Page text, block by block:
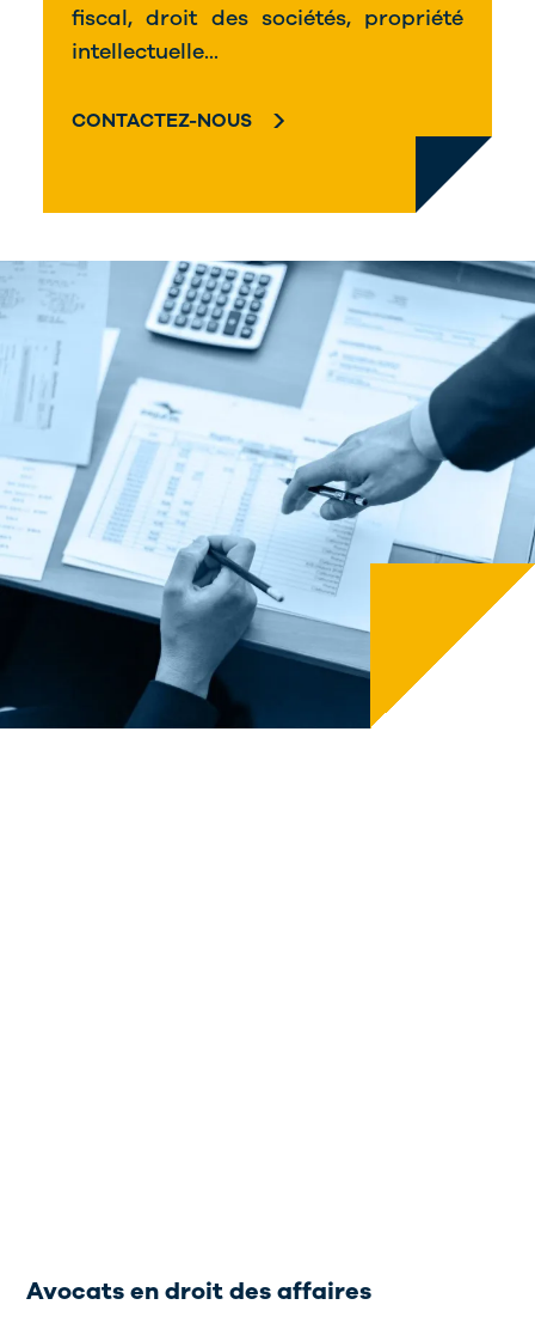
fiscal, droit des sociétés, propriété
intellectuelle...
CONTACTEZ-NOUS
Avocats en droit des affaires